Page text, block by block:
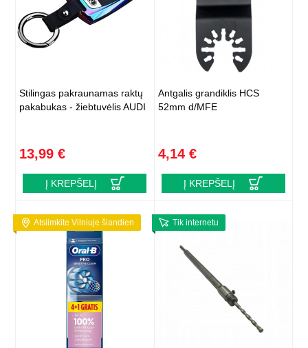
Stilingas pakraunamas raktų
pakabukas - žiebtuvėlis AUDI
13,99 €
Į KREPŠELĮ
Antgalis grandiklis HCS
52mm d/MFE
4,14 €
Į KREPŠELĮ
Atsiimkite Vilniuje šiandien Tik internetu